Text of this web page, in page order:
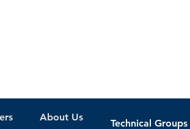
About Us
Technical Groups